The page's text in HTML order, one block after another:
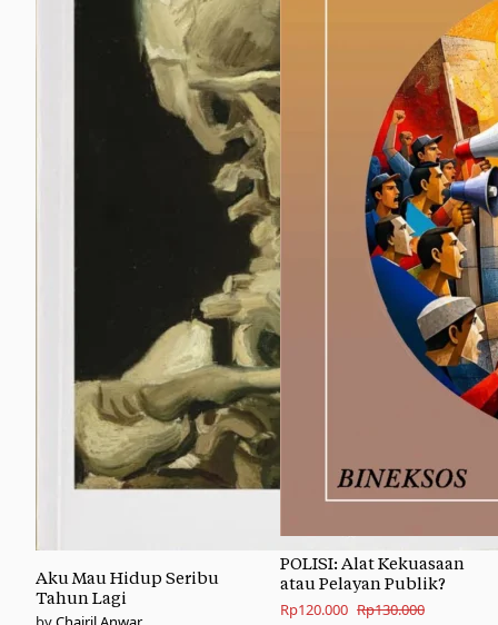
Aku Mau Hidup Seribu
Tahun Lagi
POLISI: Alat Kekuasaan
atau Pelayan Publik?
Rp130.000
Original
Rp120.000
Current